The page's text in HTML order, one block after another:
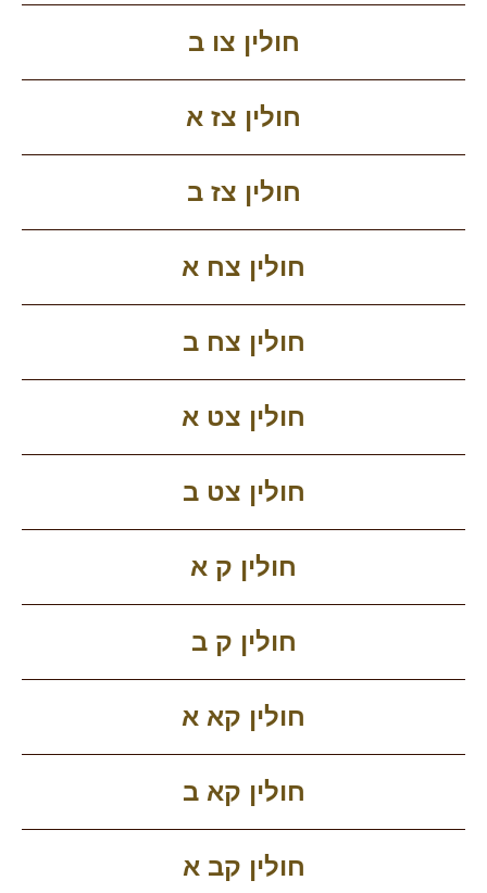
חולין צו ב
חולין צז א
חולין צז ב
חולין צח א
חולין צח ב
חולין צט א
חולין צט ב
חולין ק א
חולין ק ב
חולין קא א
חולין קא ב
חולין קב א